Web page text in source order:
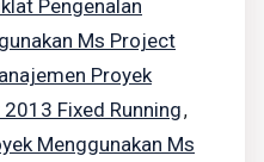
Pengenalan
Ms Project
Proyek
Fixed Running,
Menggunakan Ms